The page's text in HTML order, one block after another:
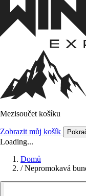
Mezisoučet košíku
Zobrazit můj košík
Loading...
Domů
/ Nepromokavá